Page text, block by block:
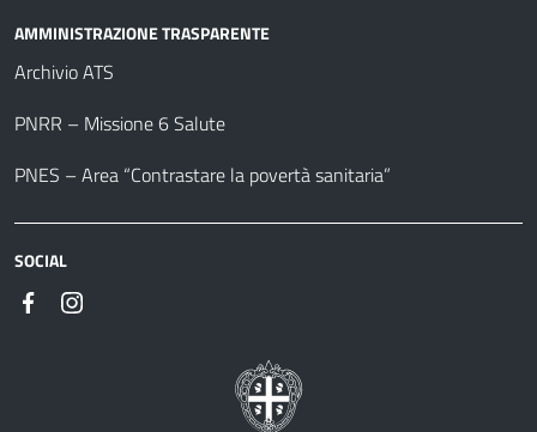
AMMINISTRAZIONE TRASPARENTE
Archivio ATS
PNRR – Missione 6 Salute
PNES – Area “Contrastare la povertà sanitaria”
SOCIAL